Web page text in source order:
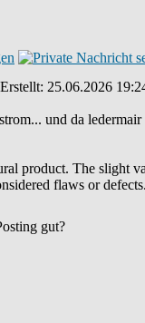
Erstellt: 25.06.2026
und da
product. The slight
flaws or
gut?